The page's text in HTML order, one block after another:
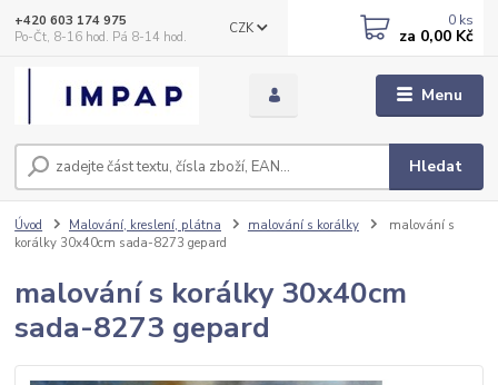
Menu
CZK
Hledat
+420 603 174 975
Po-Čt, 8-16 hod. Pá 8-14 hod.
0 ks
za 0,00 Kč
Úvod Malování, kreslení, plátna malování s korálky
malování s
korálky 30x40cm sada-8273 gepard
malování s korálky 30x40cm
sada-8273 gepard